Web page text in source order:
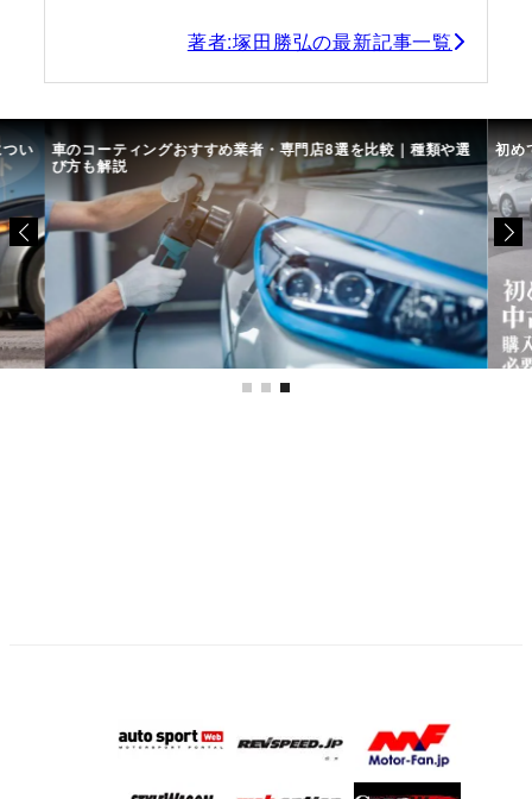
著者:塚田勝弘の最新記事一覧
い 車のコーティングおすすめ業者・専門店8選を比較｜種類や選
び方も解説
初め